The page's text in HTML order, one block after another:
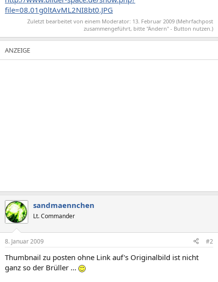
file=08.01g0ltAvML2NI8bt0.JPG
Zuletzt bearbeitet von einem Moderator: 13. Februar 2009 (Mehrfachpost
zusammengeführt, bitte "Ändern" - Button nutzen.)
sandmaennchen
Lt. Commander
8. Januar 2009 #2
Thumbnail zu posten ohne Link auf's Originalbild ist nicht
ganz so der Brüller ...